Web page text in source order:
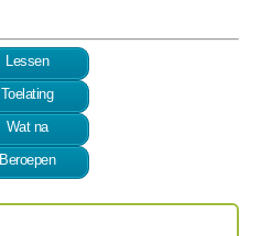
Lessen
Toelating
Wat na
Beroepen